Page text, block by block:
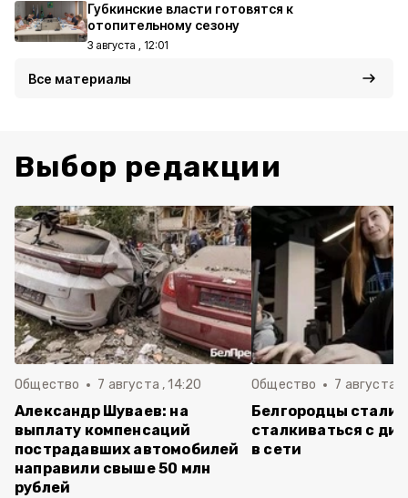
Губкинские власти готовятся к
отопительному сезону
3 августа , 12:01
Все материалы
Выбор редакции
Общество 7 августа , 14:20
Александр Шуваев: на
выплату компенсаций
пострадавших автомобилей
направили свыше 50 млн
рублей
Общество 7 августа ,
Белгородцы стали
сталкиваться с
в сети